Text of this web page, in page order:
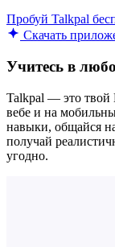
Пробуй Talkpal
Скачать
Учитесь в
Talkpal — это твой
вебе и на
навыки, общайся
получай
угодно.